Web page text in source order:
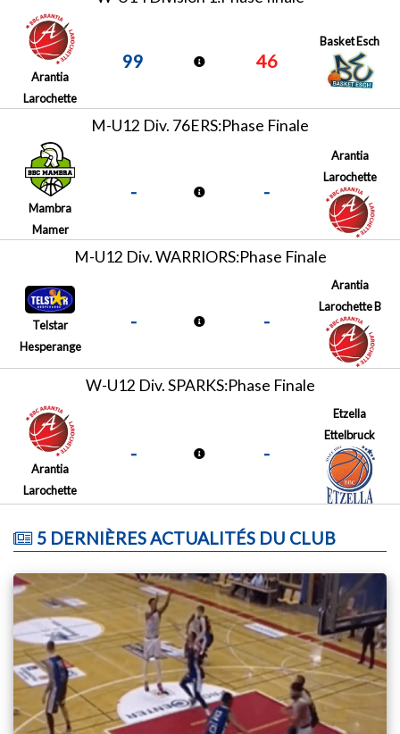
Arantia
Larochette
99 46
Basket Esch
M-U12 Div. 76ERS:Phase Finale
Mambra
Mamer
- -
Arantia
Larochette
M-U12 Div. WARRIORS:Phase Finale
Telstar
Hesperange
- -
Arantia
Larochette B
W-U12 Div. SPARKS:Phase Finale
Arantia
Larochette
- -
Etzella
Ettelbruck
5 DERNIÈRES ACTUALITÉS DU CLUB